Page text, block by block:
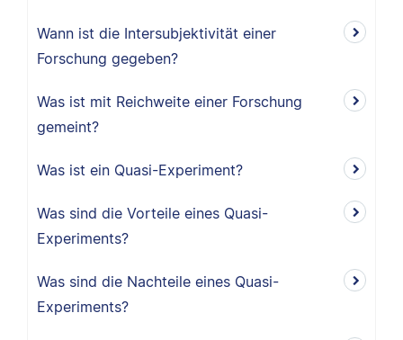
Wann ist die Intersubjektivität einer
Forschung gegeben?
Was ist mit Reichweite einer Forschung
gemeint?
Was ist ein Quasi-Experiment?
Was sind die Vorteile eines Quasi-
Experiments?
Was sind die Nachteile eines Quasi-
Experiments?